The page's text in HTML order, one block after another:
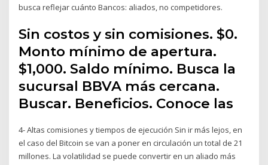
busca reflejar cuánto Bancos: aliados, no competidores.
Sin costos y sin comisiones. $0.
Monto mínimo de apertura.
$1,000. Saldo mínimo. Busca la
sucursal BBVA más cercana.
Buscar. Beneficios. Conoce las
4- Altas comisiones y tiempos de ejecución Sin ir más lejos, en
el caso del Bitcoin se van a poner en circulación un total de 21
millones. La volatilidad se puede convertir en un aliado más